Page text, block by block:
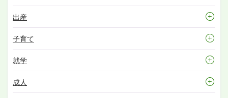
出産
子育て
就学
成人